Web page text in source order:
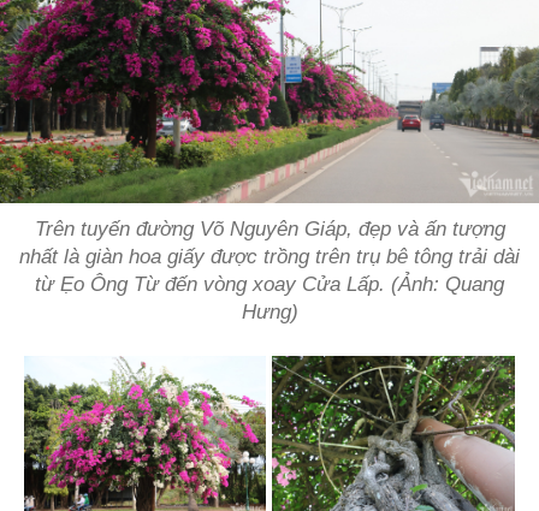
Trên tuyến đường Võ Nguyên Giáp, đẹp và ấn tượng
nhất là giàn hoa giấy được trồng trên trụ bê tông trải dài
từ Ẹo Ông Từ đến vòng xoay Cửa Lấp. (Ảnh: Quang
Hưng)